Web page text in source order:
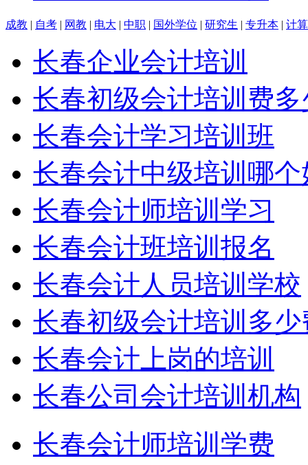
成教 | 自考 | 网教 | 电大 | 中职 | 国外学位 | 研究生 | 专升本 | 计
长春企业会计培训
长春初级会计培训费多
长春会计学习培训班
长春会计中级培训哪个
长春会计师培训学习
长春会计班培训报名
长春会计人员培训学校
长春初级会计培训多少
长春会计上岗的培训
长春公司会计培训机构
长春会计师培训学费